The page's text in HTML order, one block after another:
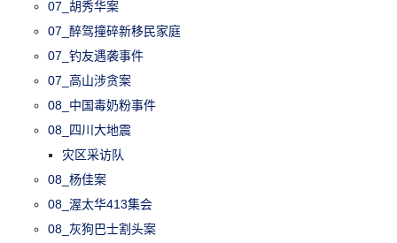
07_胡秀华案
07_醉驾撞碎新移民家庭
07_钓友遇袭事件
07_高山涉贪案
08_中国毒奶粉事件
08_四川大地震
灾区采访队
08_杨佳案
08_渥太华413集会
08_灰狗巴士割头案